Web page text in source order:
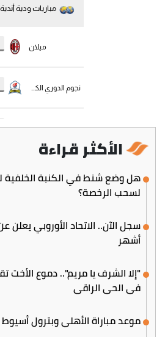
الأكثر قراءة
هل وضع شنط في الكنبة الخلفية
لسحب الرخصة؟
أشهر
"إلا الشرف يا مريم".. دموع الأخت
في الحي الراقي
موعد مباراة الأهلي وبترول أسيوط